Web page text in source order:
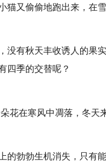
猫又偷偷地跑出来，在
没有秋天丰收诱人的果
四季的交替呢？
花在寒风中凋落，冬天
的勃勃生机消失，只有